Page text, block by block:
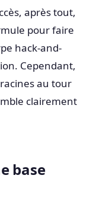
après tout,
pour faire
hack-and-
Cependant,
au tour
clairement
base